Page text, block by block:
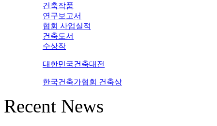
건축작품
연구보고서
협회 사업실적
건축도서
수상작
대한민국건축대전
한국건축가협회 건축상
Recent News